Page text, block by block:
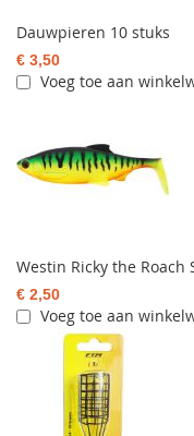
Dauwpieren 10 stuks
€ 3,50
Voeg toe aan
Westin Ricky the
€ 2,50
Voeg toe aan